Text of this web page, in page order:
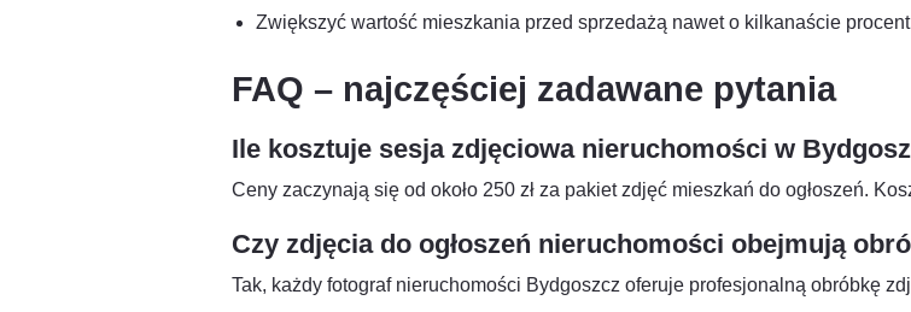
Zwiększyć wartość mieszkania przed sprzedażą nawet o kilkanaście
FAQ – najczęściej zadawane pytania
Ile kosztuje sesja zdjęciowa nieruchomości w
Ceny zaczynają się od około 250 zł za pakiet zdjęć mieszkań do ogłoszeń.
Czy zdjęcia do ogłoszeń nieruchomości obejmują
Tak, każdy fotograf nieruchomości Bydgoszcz oferuje profesjonalną obróbkę